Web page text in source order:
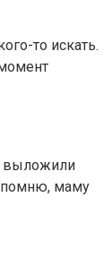
то искать.
выложили
помню, маму